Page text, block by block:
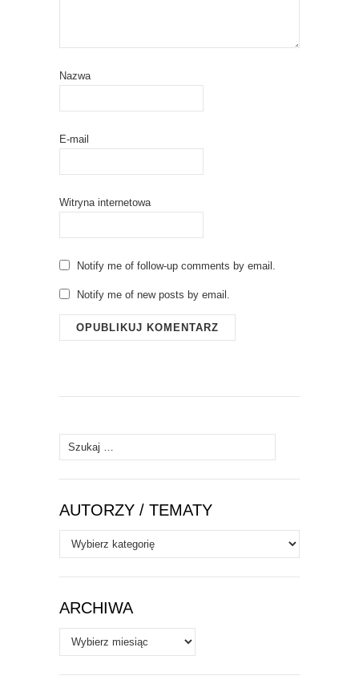
Nazwa
E-mail
Witryna internetowa
Notify me of follow-up comments by email.
Notify me of new posts by email.
Szukaj:
AUTORZY / TEMATY
Autorzy
/
Tematy
ARCHIWA
Archiwa